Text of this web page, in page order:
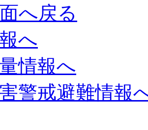
へ戻る
へ
情報へ
警戒避難情報